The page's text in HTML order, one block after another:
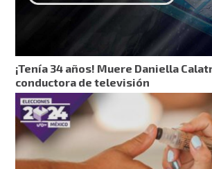
¡Tenía 34 años! Muere Daniella
conductora de televisión